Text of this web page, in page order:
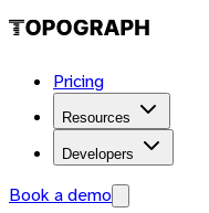
Pricing
Resources
Developers
Book a demo